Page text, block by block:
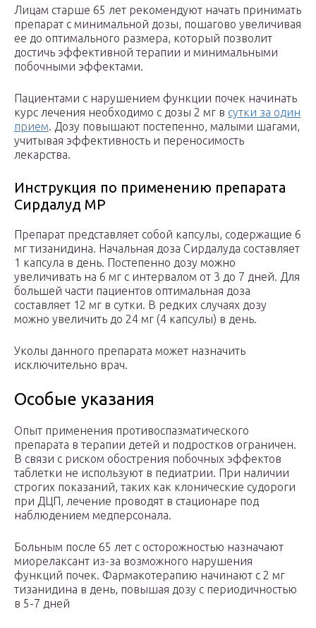
Лицам старше 65 лет рекомендуют начать принимать
препарат с минимальной дозы, пошагово увеличивая
ее до оптимального размера, который позволит
достичь эффективной терапии и минимальными
побочными эффектами.
Пациентами с нарушением функции почек начинать
курс лечения необходимо с дозы 2 мг в сутки за один
прием. Дозу повышают постепенно, малыми шагами,
учитывая эффективность и переносимость
лекарства.
Инструкция по применению препарата
Сирдалуд МР
Препарат представляет собой капсулы, содержащие 6
мг тизанидина. Начальная доза Сирдалуда составляет
1 капсула в день. Постепенно дозу можно
увеличивать на 6 мг с интервалом от 3 до 7 дней. Для
большей части пациентов оптимальная доза
составляет 12 мг в сутки. В редких случаях дозу
можно увеличить до 24 мг (4 капсулы) в день.
Уколы данного препарата может назначить
исключительно врач.
Особые указания
Опыт применения противоспазматического
препарата в терапии детей и подростков ограничен.
В связи с риском обострения побочных эффектов
таблетки не используют в педиатрии. При наличии
строгих показаний, таких как клонические судороги
при ДЦП, лечение проводят в стационаре под
наблюдением медперсонала.
Больным после 65 лет с осторожностью назначают
миорелаксант из-за возможного нарушения
функций почек. Фармакотерапию начинают с 2 мг
тизанидина в день, повышая дозу с периодичностью
в 5-7 дней